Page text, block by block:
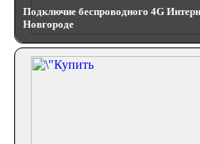
Подключие беспроводного 4G
Новгороде